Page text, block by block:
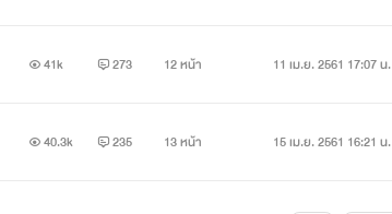
41k 273 12 หน้า 11 เม.ย. 2561 17:07 น.
40.3k 235 13 หน้า 15 เม.ย. 2561 16:21 น.